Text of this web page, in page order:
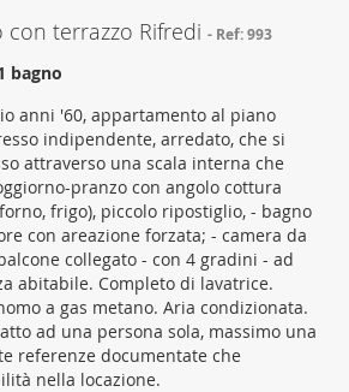
terrazzo Rifredi Ref: 993
bagno
anni '60, appartamento al piano
indipendente, arredato, che si
attraverso una scala interna che
pranzo con angolo cottura
frigo), piccolo ripostiglio, - bagno
con areazione forzata; - camera da
collegato - con 4 gradini - ad
abitabile. Completo di lavatrice.
a gas metano. Aria condizionata.
ad una persona sola, massimo una
referenze documentate che
nella locazione.